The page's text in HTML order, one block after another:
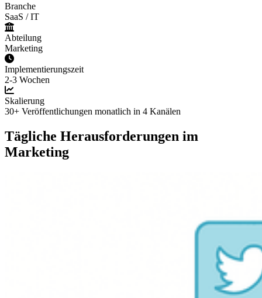
Branche
SaaS / IT
Abteilung
Marketing
Implementierungszeit
2-3 Wochen
Skalierung
30+ Veröffentlichungen monatlich in 4 Kanälen
Tägliche Herausforderungen im
Marketing